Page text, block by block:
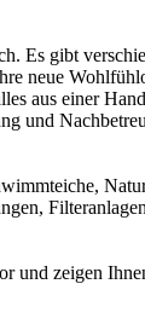
gibt
neue
aus einer
zeigen